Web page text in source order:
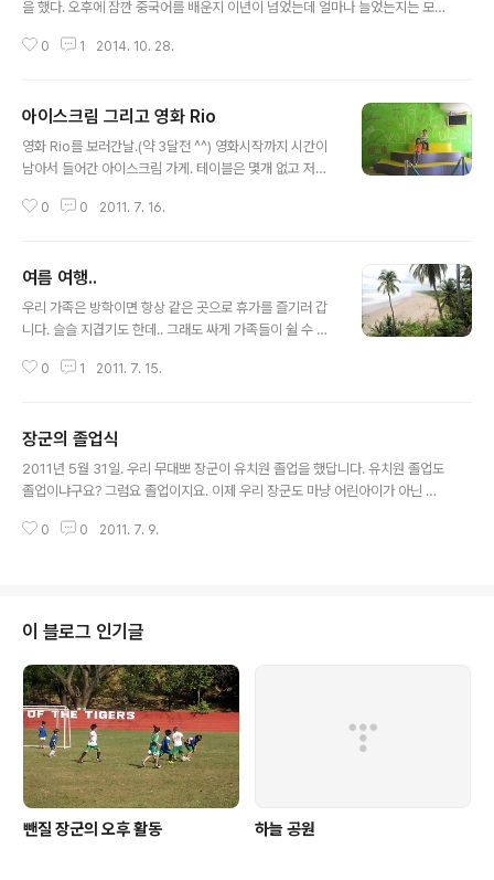
을 했다. 오후에 잠깐 중국어를 배운지 이년이 넘었는데 얼마나 늘었는지는 모
0 1 2014. 10. 28.
아이스크림 그리고 영화 Rio
영화 Rio를 보러간날.(약 3달전 ^^) 영화시작까지 시간이
남아서 들어간 아이스크림 가게. 테이블은 몇개 없고 저렇
가게도 이쁘고 아이들도 좋아합니다. 아이스크림 가게도
기다리는 중.... 아이스크림은 안나오고 영화도 아직 시작안
하고..... 저기 건너편으로 보이는 곳이 극장. 드디어 아이스
크림!!! 아빠아이스크림은 초코. 공주 아이스크림은 망고.
공주는 어디간겨?
0 0 2011. 7. 16.
여름 여행..
우리 가족은 방학이면 항상 같은 곳으로 휴가를 즐기러 갑
니다. 슬슬 지겹기도 한데.. 그래도 싸게 가족들이 쉴 수 있
는 바닷가의 리조트입니다. 이번에는 저와 아이들 셋만의
되어 제가 아이들만 데리고 바닷가를 찾았습니다. 가족이
다 함께하지 못한 아쉬움은 있지만 아이들이 즐겁게 지내
다 와서 정말 다행이었답니다. 리조트 가장 높은 곳에 위치
르진 않죠? 후식을 손에 쥐고 나와서두 먹고있는 장군 저희
0 1 2011. 7. 15.
장군의 졸업식
2011년 5월 31일. 우리 무대뽀 장군이 유치원 졸업을 했답니다. 유치원 졸업도
졸업이냐구요? 그럼요 졸업이지요. 이제 우리 장군도 마냥 어린아이가 아닌 학
은 엄마 가슴을 뭉클하게 하기 충분했지요^^ 졸업식날.. 등교 하자마자 복도에
사랑으로 보살펴 주셨습니다. 교실에서 누나와 한컷^^ 이제 졸업식장으로 장군
이 씩씩하게 걸어들어갑니다. 담임선생님과 교장선생님과 기념 사진^^ 졸업식
후 아이들을 위한 다..
0 0 2011. 7. 9.
이 블로그 인기글
뺀질 장군의 오후 활동 하늘 공원